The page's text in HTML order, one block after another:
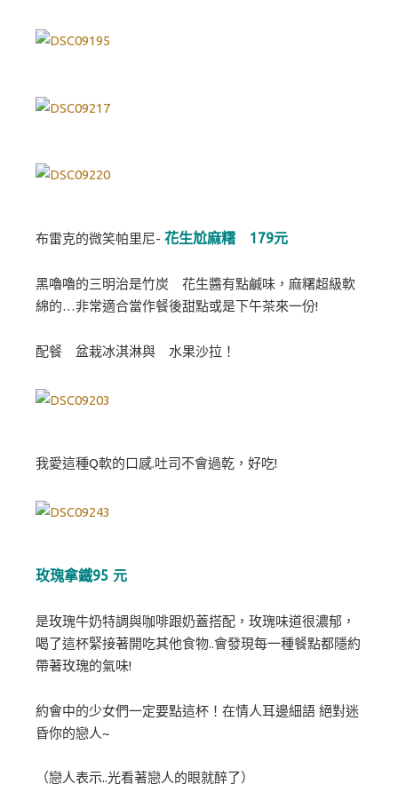
布雷克的微笑帕里尼- 花生尬麻糬 179元
黑嚕嚕的三明治是竹炭 花生醬有點鹹味，麻糬超級軟
綿的…非常適合當作餐後甜點或是下午茶來一份!
配餐 盆栽冰淇淋與 水果沙拉！
我愛這種Q軟的口感.吐司不會過乾，好吃!
玫瑰拿鐵95 元
是玫瑰牛奶特調與咖啡跟奶蓋搭配，玫瑰味道很濃郁，
喝了這杯緊接著開吃其他食物..會發現每一種餐點都隱約
帶著玫瑰的氣味!
約會中的少女們一定要點這杯！在情人耳邊細語 絕對迷
昏你的戀人~
（戀人表示..光看著戀人的眼就醉了）